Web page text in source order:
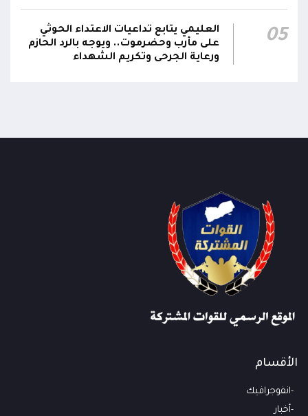
05
العليمي يتابع تداعيات الاعتداء الحوثي
على مأرب وحضرموت.. ويوجه بالرد الحازم
ورعاية الجرحى وتكريم الشهداء
الأقسام
انفوجرافيك
أخبار